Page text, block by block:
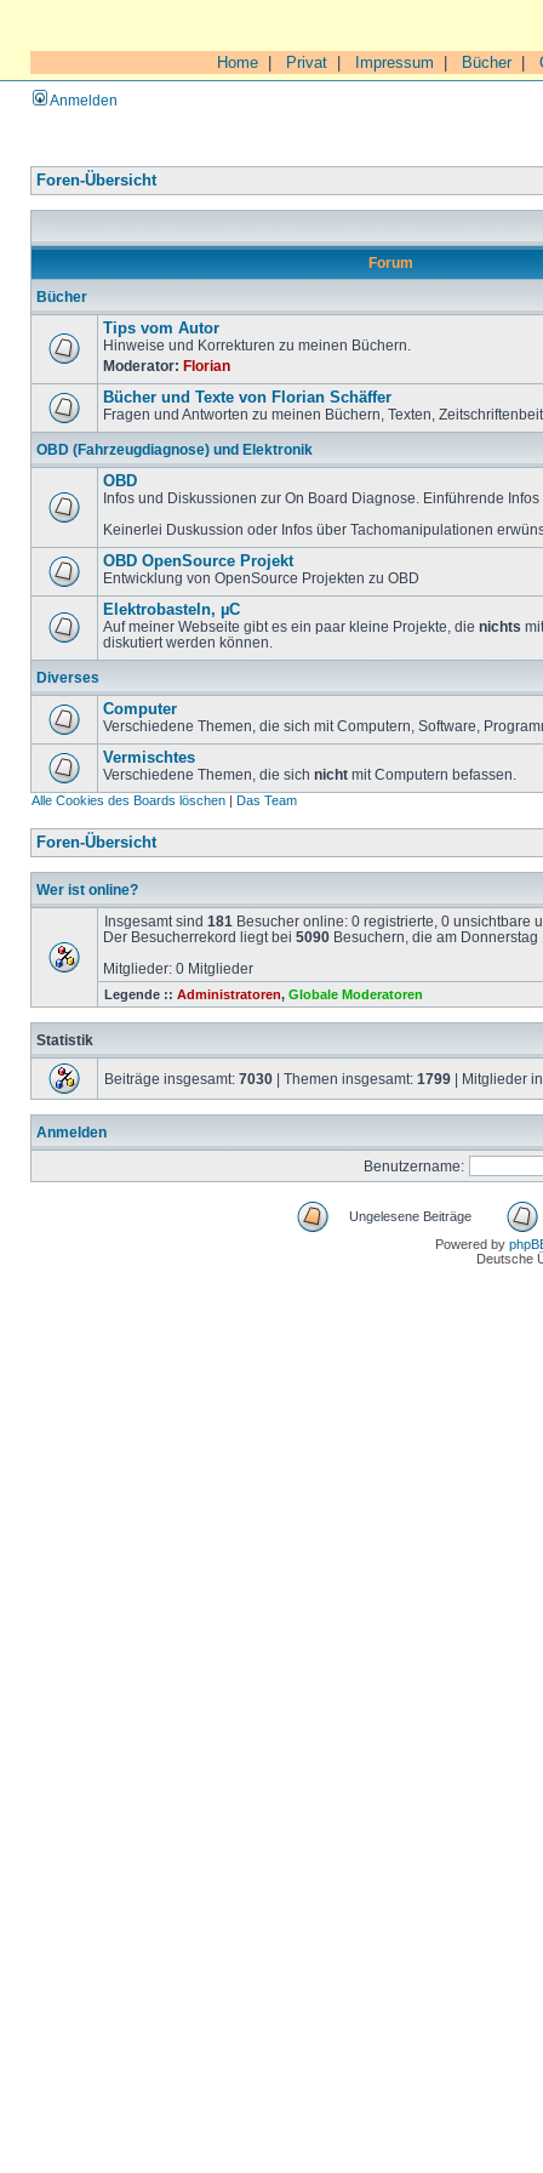
Home Privat Impressum Bücher|
Anmelden
Foren-Übersicht
Forum
Bücher
Tips vom Autor
Hinweise und Korrekturen zu meinen Büchern.
Moderator: Florian
Bücher und Texte von Florian Schäffer
Fragen und Antworten zu meinen Büchern, Texten,
OBD (Fahrzeugdiagnose) und Elektronik
OBD
Infos und Diskussionen zur On Board Diagnose. Einführende
Keinerlei Duskussion oder Infos über Tachomanipulationen
OBD OpenSource Projekt
Entwicklung von OpenSource Projekten zu OBD
Elektrobasteln, µC
Auf meiner Webseite gibt es ein paar kleine Projekte, die nichts
diskutiert werden können.
Diverses
Computer
Verschiedene Themen, die sich mit Computern, Software,
Vermischtes
Verschiedene Themen, die sich nicht mit Computern befassen.
Alle Cookies des Boards löschen | Das Team
Foren-Übersicht
Wer ist online?
Insgesamt sind 181 Besucher online: 0 registrierte, 0 unsichtbare
Der Besucherrekord liegt bei 5090 Besuchern, die am
Mitglieder: 0 Mitglieder
Legende :: Administratoren, Globale Moderatoren
Statistik
Beiträge insgesamt: 7030 | Themen insgesamt: 1799 | Mitglieder
Anmelden
Benutzername:
Ungelesene Beiträge
Powered by
Deutsche